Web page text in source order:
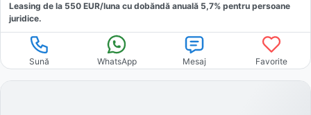
Leasing de la 550 EUR/luna cu dobăndă anuală 5,7% pentru persoane
juridice.
Sună WhatsApp Mesaj Favorite